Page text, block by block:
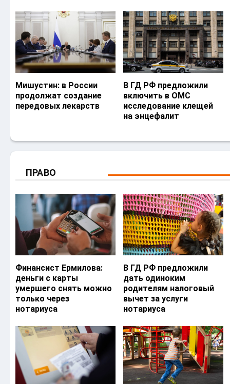
Мишустин: в России
продолжат создание
передовых лекарств
В ГД РФ предложили
включить в ОМС
исследование клещей
на энцефалит
ПРАВО
Финансист Ермилова:
деньги с карты
умершего снять можно
только через
нотариуса
В ГД РФ предложили
дать одиноким
родителям налоговый
вычет за услуги
нотариуса